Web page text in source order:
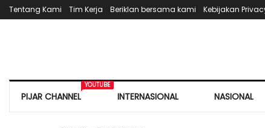
Tentang Kami Tim Kerja Beriklan bersama kami Kebijakan
PIJAR CHANNEL
YOUTUBE
INTERNASIONAL NASIONAL